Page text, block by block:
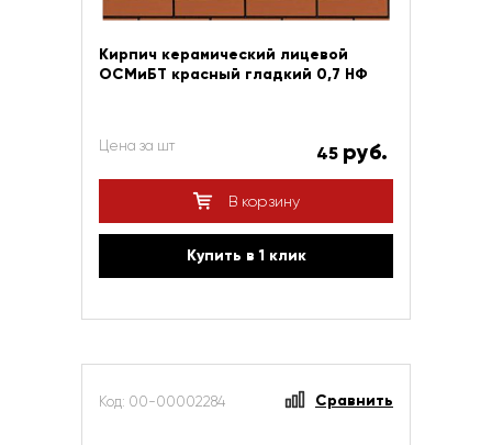
Кирпич керамический лицевой
ОСМиБТ красный гладкий 0,7 НФ
Цена за шт 45 руб.
В корзину
Купить в 1 клик
Код: 00-00002284 Сравнить